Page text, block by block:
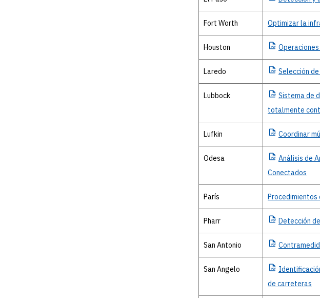
Fort Worth Optimizar la
Houston Operaciones
Laredo Selección
Lubbock Sistema de
totalmente
Lufkin Coordinar
Odesa Análisis de
Conectados
París Procedimientos
Pharr Detección
San Antonio
San Angelo
de carreteras